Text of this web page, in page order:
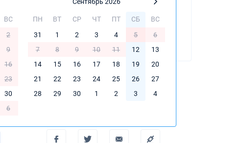
ВС
2
9
16
23
30
6
ПН ВТ СР ЧТ ПТ СБ
ВС
31
1 2 3 4 5
6
7
8 9 10 11 12
13
14
15 16 17 18 19
20
21
22 23 24 25 26
27
28
29 30 1 2 3 4
ЗАБРОНИРОВАТЬ